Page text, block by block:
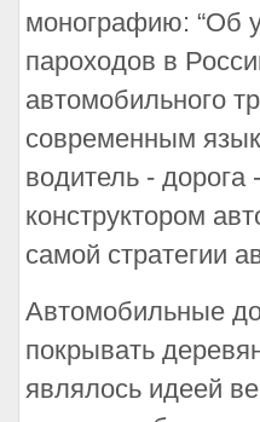
монографию: “Об
пароходов в
автомобильного
современным
водитель -
конструктором
самой стратегии
Автомобильные
покрывать
являлось идеей